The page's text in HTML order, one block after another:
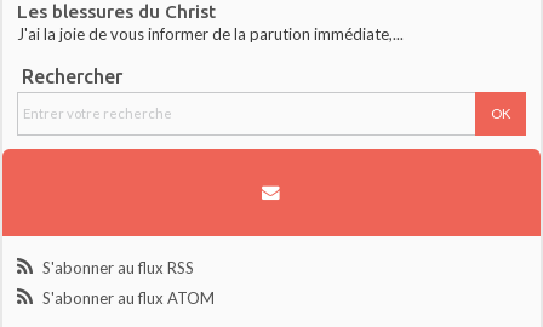
Les blessures du Christ
J'ai la joie de vous informer de la parution immédiate,...
Rechercher
S'abonner au flux RSS
S'abonner au flux ATOM